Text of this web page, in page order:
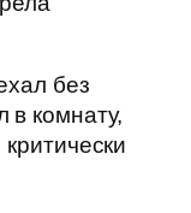
без
комнату,